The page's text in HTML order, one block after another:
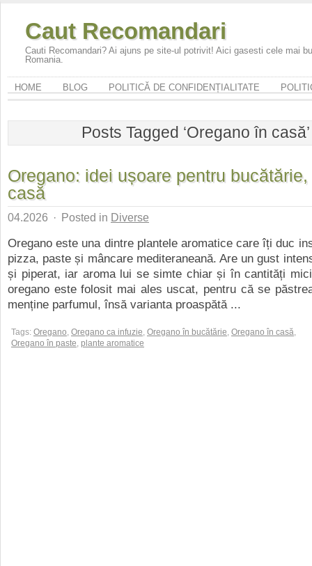
Caut Recomandari
Cauti Recomandari? Ai ajuns pe site-ul potrivit! Aici gasesti cele mai
Romania.
HOME BLOG POLITICĂ DE CONFIDENȚIALITATE
Posts Tagged ‘Oregano în casă’
Oregano: idei ușoare pentru
casă
04.2026 · Posted in Diverse
Oregano este una dintre plantele aromatice care îți duc
pizza, paste și mâncare mediteraneană. Are un gust
și piperat, iar aroma lui se simte chiar și în cantități
oregano este folosit mai ales uscat, pentru că se
menține parfumul, însă varianta proaspătă ...
Tags: Oregano, Oregano ca infuzie, Oregano în bucătărie, Oregano în casă,
Oregano în paste, plante aromatice